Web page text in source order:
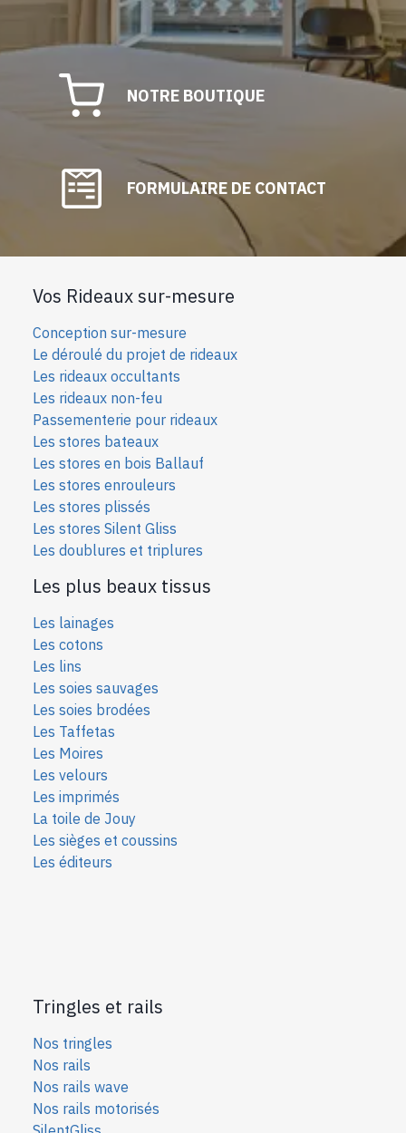
NOTRE BOUTIQUE
FORMULAIRE DE CONTACT
Vos Rideaux sur-mesure
Conception sur-mesure
Le déroulé du projet de rideaux
Les rideaux occultants
Les rideaux non-feu
Passementerie pour rideaux
Les stores bateaux
Les stores en bois Ballauf
Les stores enrouleurs
Les stores plissés
Les stores Silent Gliss
Les doublures et triplures
Les plus beaux tissus
Les lainages
Les cotons
Les lins
Les soies sauvages
Les soies brodées
Les Taffetas
Les Moires
Les velours
Les imprimés
La toile de Jouy
Les sièges et coussins
Les éditeurs
Tringles et rails
Nos tringles
Nos rails
Nos rails wave
Nos rails motorisés